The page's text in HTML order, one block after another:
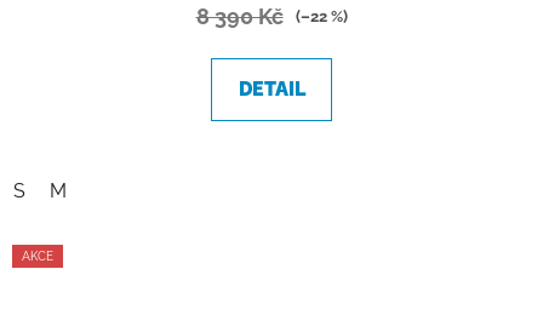
8 390 Kč (–22 %)
DETAIL
S M
AKCE